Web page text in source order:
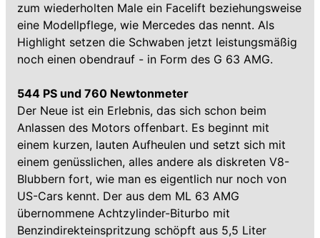
zum wiederholten Male ein Facelift beziehungsweise
eine Modellpflege, wie Mercedes das nennt. Als
Highlight setzen die Schwaben jetzt leistungsmäßig
noch einen obendrauf - in Form des G 63 AMG.
544 PS und 760 Newtonmeter
Der Neue ist ein Erlebnis, das sich schon beim
Anlassen des Motors offenbart. Es beginnt mit
einem kurzen, lauten Aufheulen und setzt sich mit
einem genüsslichen, alles andere als diskreten V8-
Blubbern fort, wie man es eigentlich nur noch von
US-Cars kennt. Der aus dem ML 63 AMG
übernommene Achtzylinder-Biturbo mit
Benzindirekteinspritzung schöpft aus 5,5 Liter